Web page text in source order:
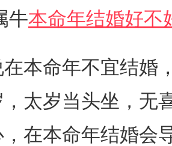
牛本命年结婚好不
本命年不宜结婚
太岁当头坐，无
在本命年结婚会